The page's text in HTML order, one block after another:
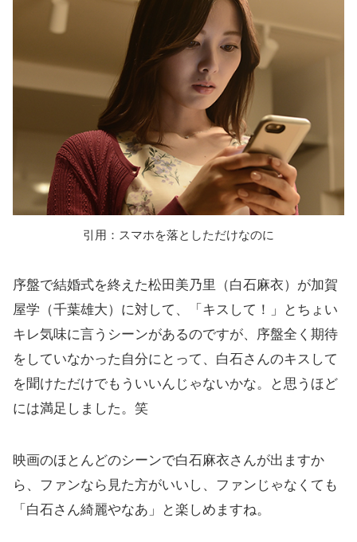
引用：スマホを落としただけなのに
序盤で結婚式を終えた松田美乃里（白石麻衣）が加賀
屋学（千葉雄大）に対して、「キスして！」とちょい
キレ気味に言うシーンがあるのですが、序盤全く期待
をしていなかった自分にとって、白石さんのキスして
を聞けただけでもういいんじゃないかな。と思うほど
には満足しました。笑
映画のほとんどのシーンで白石麻衣さんが出ますか
ら、ファンなら見た方がいいし、ファンじゃなくても
「白石さん綺麗やなあ」と楽しめますね。